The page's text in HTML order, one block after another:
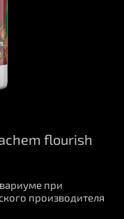
flourish
при
производителя